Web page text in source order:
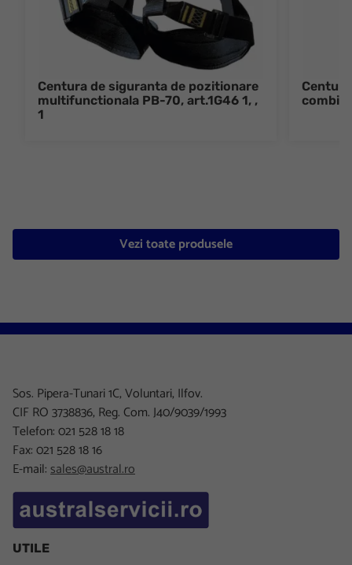
Centura de siguranta de pozitionare
multifunctionala PB-70, art.1G46 1, ,
1
Vezi toate produsele
Sos. Pipera-Tunari 1C, Voluntari, Ilfov.
CIF RO 3738836, Reg. Com. J40/9039/1993
Telefon: 021 528 18 18
Fax: 021 528 18 16
E-mail:sales@austral.ro
UTILE